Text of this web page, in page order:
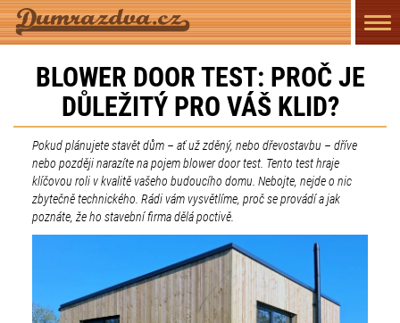
BLOWER DOOR TEST: PROČ JE
DŮLEŽITÝ PRO VÁŠ KLID?
Pokud plánujete stavět dům – ať už zděný, nebo dřevostavbu – dříve
nebo později narazíte na pojem blower door test. Tento test hraje
klíčovou roli v kvalitě vašeho budoucího domu. Nebojte, nejde o nic
zbytečně technického. Rádi vám vysvětlíme, proč se provádí a jak
poznáte, že ho stavební firma dělá poctivě.